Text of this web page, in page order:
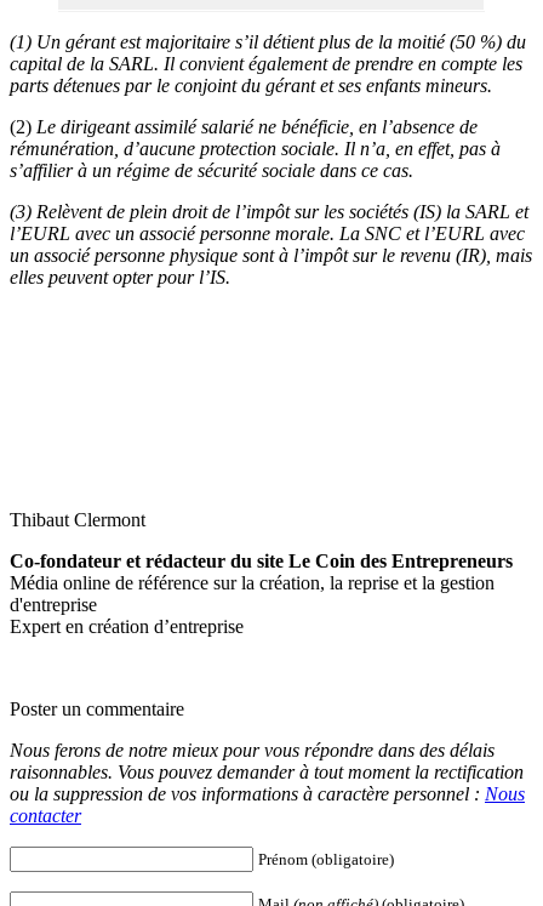
(1) Un gérant est majoritaire s’il détient plus de la moitié (50 %) du
capital de la SARL. Il convient également de prendre en compte les
parts détenues par le conjoint du gérant et ses enfants mineurs.
(2) Le dirigeant assimilé salarié ne bénéficie, en l’absence de
rémunération, d’aucune protection sociale. Il n’a, en effet, pas à
s’affilier à un régime de sécurité sociale dans ce cas.
(3) Relèvent de plein droit de l’impôt sur les sociétés (IS) la SARL et
l’EURL avec un associé personne morale. La SNC et l’EURL avec
un associé personne physique sont à l’impôt sur le revenu (IR), mais
elles peuvent opter pour l’IS.
Thibaut Clermont
Co-fondateur et rédacteur du site Le Coin des Entrepreneurs
Média online de référence sur la création, la reprise et la gestion
d'entreprise
Expert en création d’entreprise
Poster un commentaire
Nous ferons de notre mieux pour vous répondre dans des délais
raisonnables. Vous pouvez demander à tout moment la rectification
ou la suppression de vos informations à caractère personnel : Nous
contacter
Prénom (obligatoire)